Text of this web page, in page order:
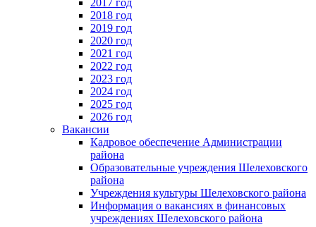
2018 год
2019 год
2020 год
2021 год
2022 год
2023 год
2024 год
2025 год
2026 год
Вакансии
Кадровое обеспечение Администрации
района
Образовательные учреждения Шелеховского
района
Учреждения культуры Шелеховского района
Информация о вакансиях в финансовых
учреждениях Шелеховского района